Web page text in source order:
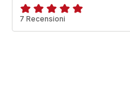
Recensione
di
7 Recensioni